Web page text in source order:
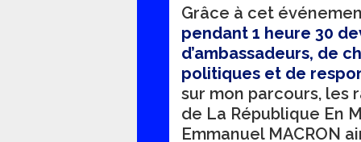
Grâce à cet
pendant 1 heure 30
d’ambassadeurs, de
politiques et de
sur mon parcours, les
de La République En
Emmanuel MACRON